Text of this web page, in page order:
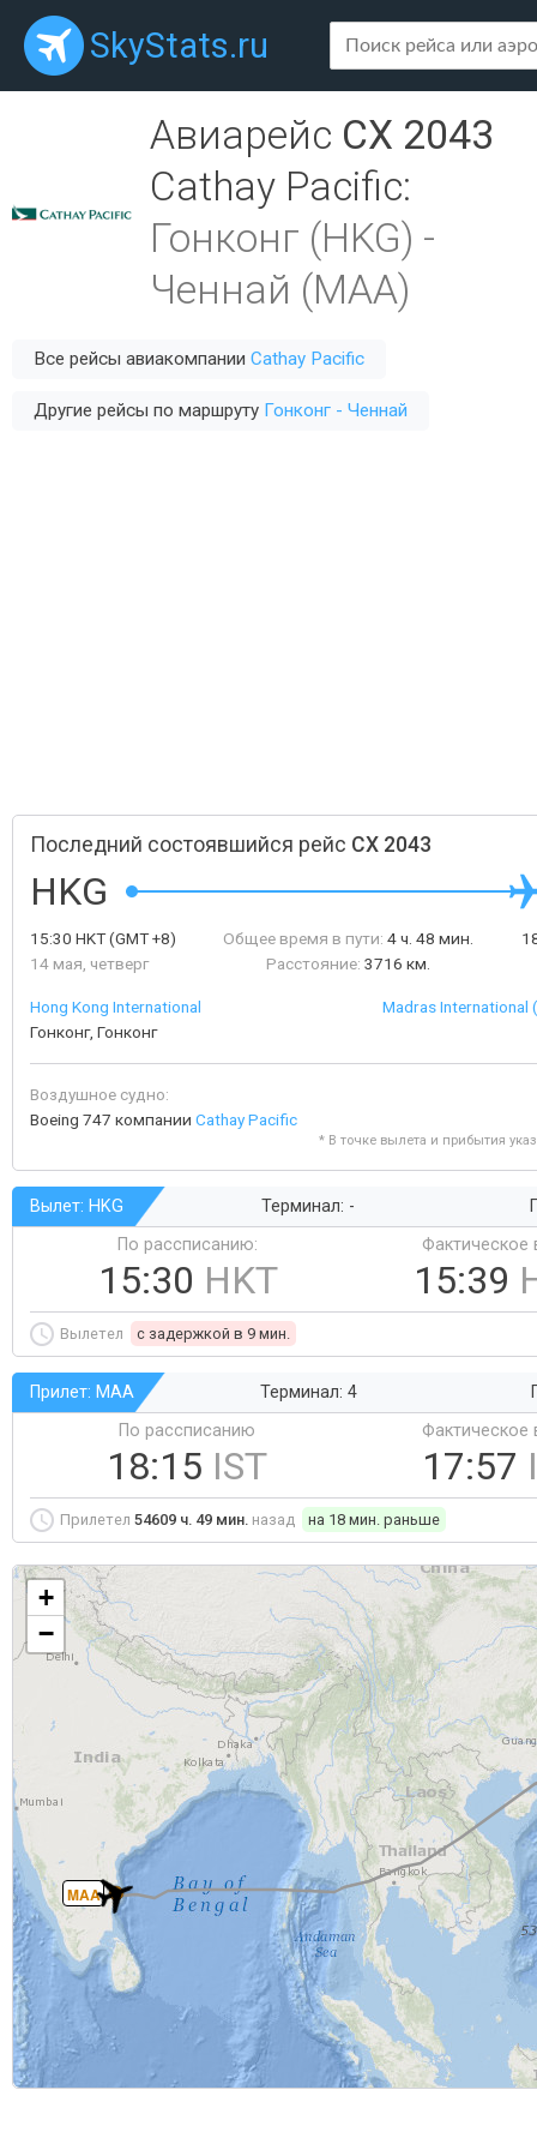
SkyStats.ru
Авиарейс CX 2043
Cathay Pacific:
Гонконг (HKG) -
Ченнай (MAA)
Все рейсы авиакомпании Cathay Pacific
Другие рейсы по маршруту Гонконг - Ченнай
Последний состоявшийся рейс CX 2043
HKG
15:30 HKT(GMT +8)
14 мая, четверг
Общее время в пути: 4 ч. 48 мин.
Расстояние: 3716 км.
Hong Kong International
Гонконг, Гонконг
Madras International
Воздушное судно:
Boeing 747 компании Cathay Pacific
* В точке вылета и прибытия
Вылет: HKG Терминал: -
По рассписанию:
15:30 HKT
Фактическое
15:39
Вылетел c задержкой в 9 мин.
Прилет: MAA Терминал: 4
По рассписанию
18:15 IST
Фактическое
17:57
Прилетел 54609 ч. 49 мин. назад на 18 мин. раньше
MAA
+
−